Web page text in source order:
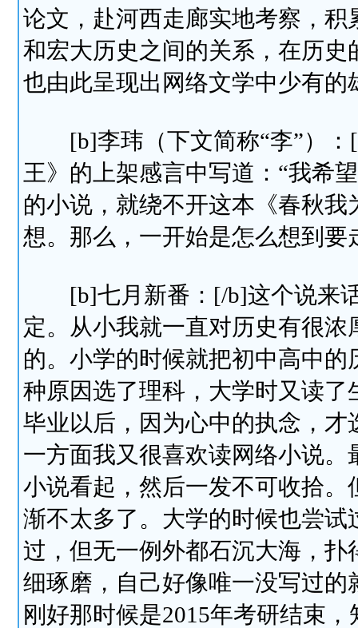
论文，赴河西走廊实地考察，
和宏大历史之间的关系，在历
也由此呈现出网络文学中少有
[b]李玮（下文简称“李”）：
王》的上架感言中写道：“我希
的小说，就绕不开这本《春秋
想。那么，一开始是怎么想到
[b]七月新番：[/b]这个说来话
定。从小我就一直对历史有很
的。小学的时候就把初中高中
种原因选了理科，大学时又读
毕业以后，因为心中的执念，
一方面我又很喜欢读网络小说
小说看起，然后一发不可收拾
渐不太多了。大学的时候也尝
过，但无一例外都石沉大海，
细琢磨，自己好像唯一没写过
刚好那时候是2015年考研结束